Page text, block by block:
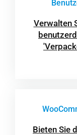
Verwalten
Bieten Sie